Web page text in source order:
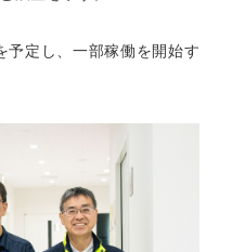
予定し、一部稼働を開始す